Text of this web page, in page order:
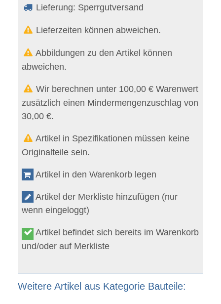
Lieferung: Sperrgutversand
Lieferzeiten können abweichen.
Abbildungen zu den Artikel können
abweichen.
Wir berechnen unter 100,00 € Warenwert
zusätzlich einen Mindermengenzuschlag von
30,00 €.
Artikel in Spezifikationen müssen keine
Originalteile sein.
Artikel in den Warenkorb legen
Artikel der Merkliste hinzufügen (nur
wenn eingeloggt)
Artikel befindet sich bereits im Warenkorb
und/oder auf Merkliste
Weitere Artikel aus Kategorie Bauteile: